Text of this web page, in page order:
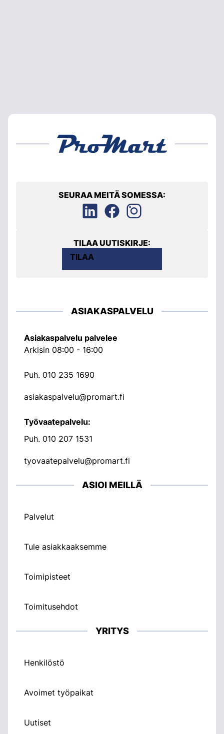
SEURAA MEITÄ SOMESSA:
TILAA UUTISKIRJE:
TILAA
ASIAKASPALVELU
Asiakaspalvelu palvelee
Arkisin 08:00 - 16:00
Puh. 010 235 1690
asiakaspalvelu@promart.fi
Työvaatepalvelu:
Puh. 010 207 1531
tyovaatepalvelu@promart.fi
ASIOI MEILLÄ
Palvelut
Tule asiakkaaksemme
Toimipisteet
Toimitusehdot
YRITYS
Henkilöstö
Avoimet työpaikat
Uutiset